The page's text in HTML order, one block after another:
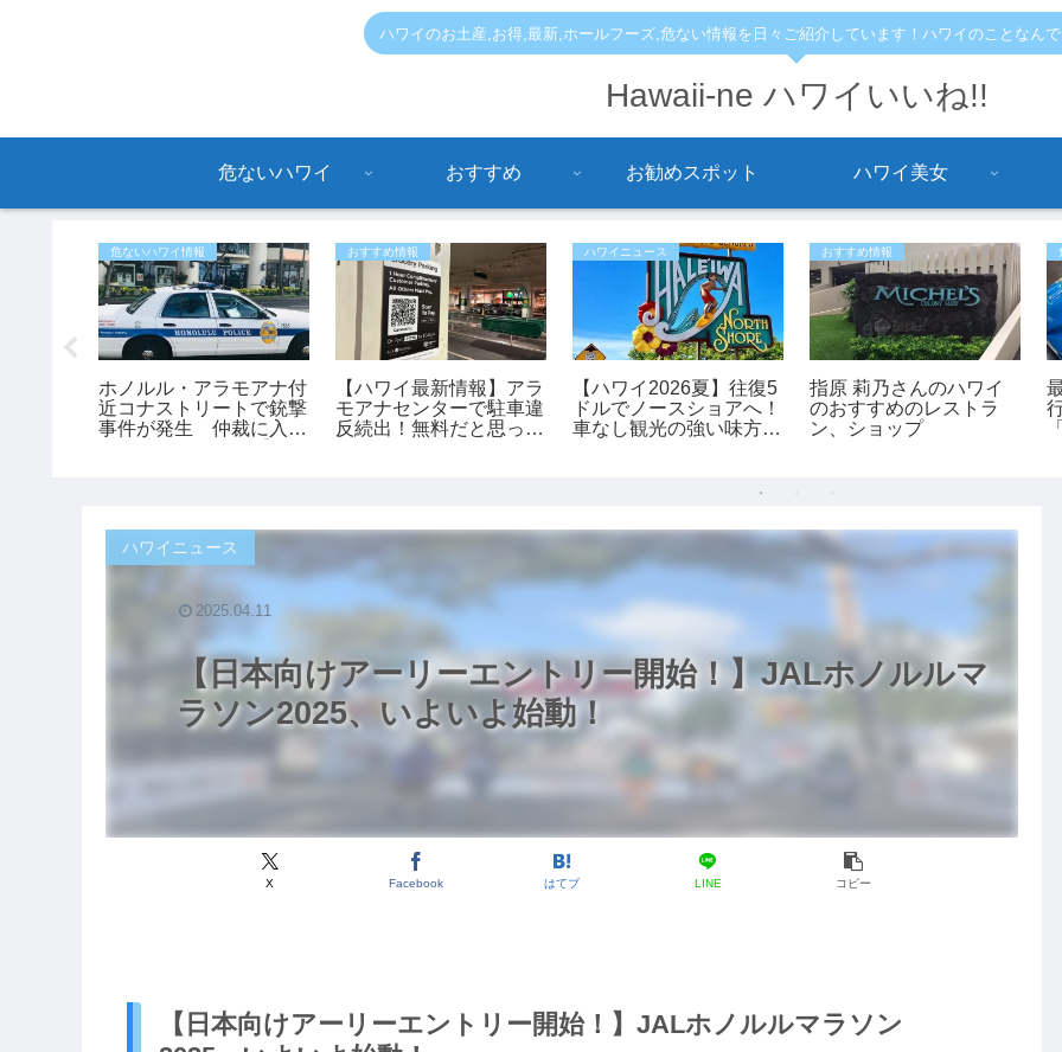
ハワイのお土産,お得,最新,ホールフーズ,危ない情報を日々ご紹介しています！ハワイのことなん
Hawaii-ne ハワイいいね!!
危ないハワイ おすすめ お勧めスポット ハワイ美女
危ないハワイ情報
ホノルル・アラモアナ付
近コナストリートで銃撃
事件が発生 仲裁に入っ
おすすめ情報
【ハワイ最新情報】アラ
モアナセンターで駐車違
反続出！無料だと思って
ハワイニュース
【ハワイ2026夏】往復5
ドルでノースショアへ！
車なし観光の強い味方
おすすめ情報
指原 莉乃さんのハワイ
のおすすめのレストラ
ン、ショップ
【日本向けアーリーエントリー開始！】JALホノルルマ
ラソン2025、いよいよ始動！
ハワイニュース
X Facebook はてブ LINE コピー
2025.04.11
【日本向けアーリーエントリー開始！】JALホノルルマラソン